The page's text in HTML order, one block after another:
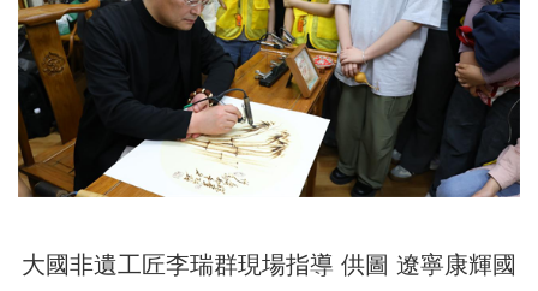
大國非遺工匠李瑞群現場指導 供圖 遼寧康輝國